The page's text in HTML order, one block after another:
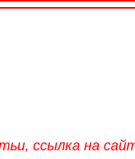
ссылка на